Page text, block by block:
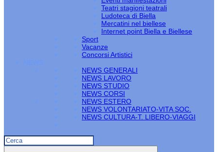
Teatri stagioni teatrali
Ludoteca di Biella
Mercatini nel biellese
Internet point Biella e Biellese
Sport
Vacanze
Concorsi Artistici
NEWS
NEWS GENERALI
NEWS LAVORO
NEWS STUDIO
NEWS CORSI
NEWS ESTERO
NEWS VOLONTARIATO-VITA SOC.
NEWS CULTURA-T. LIBERO-VIAGGI